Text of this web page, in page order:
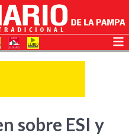
sobre ESI y